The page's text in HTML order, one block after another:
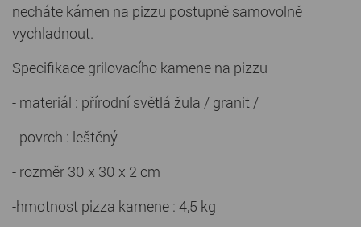
necháte kámen na pizzu postupně samovolně
vychladnout.
Specifikace grilovacího kamene na pizzu
- materiál : přírodní světlá žula / granit /
- povrch : leštěný
- rozměr 30 x 30 x 2 cm
-hmotnost pizza kamene : 4,5 kg